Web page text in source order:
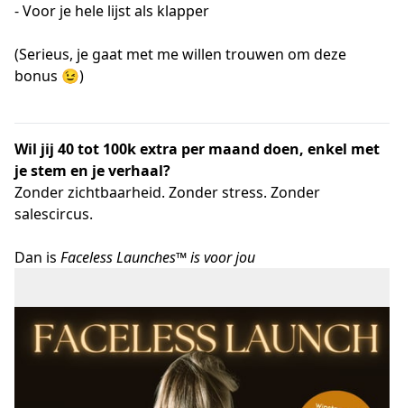
- Voor je hele lijst als klapper
(Serieus, je gaat met me willen trouwen om deze
bonus 😉)
Wil jij 40 tot 100k extra per maand doen, enkel met
je stem en je verhaal?
Zonder zichtbaarheid. Zonder stress. Zonder
salescircus.
Dan is Faceless Launches™ is voor jou